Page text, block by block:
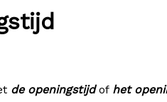
de openingstijdof het